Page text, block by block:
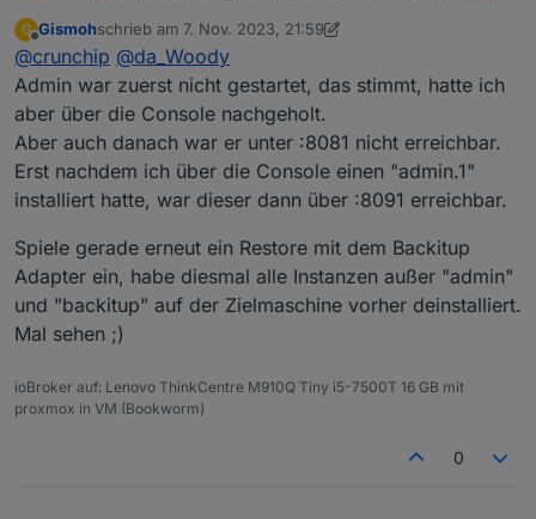
die oberfläche nachher nicht mehr über :8081
erreichbar sein?
Möglich das der admin nicht gestartet war
G Gismohschrieb am 7. Nov. 2023, 21:59
zuletzt editiert von Gismoh11. Juli 2023, 23:01
@crunchip @da_Woody
Admin war zuerst nicht gestartet, das stimmt, hatte ich
aber über die Console nachgeholt.
Aber auch danach war er unter :8081 nicht erreichbar.
Erst nachdem ich über die Console einen "admin.1"
installiert hatte, war dieser dann über :8091 erreichbar.
Spiele gerade erneut ein Restore mit dem Backitup
Adapter ein, habe diesmal alle Instanzen außer "admin"
und "backitup" auf der Zielmaschine vorher deinstalliert.
Mal sehen ;)
ioBroker auf: Lenovo ThinkCentre M910Q Tiny i5-7500T 16 GB mit
proxmox in VM (Bookworm)
0